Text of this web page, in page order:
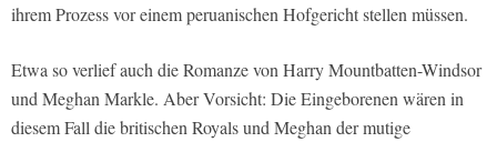
ihrem Prozess vor einem peruanischen Hofgericht stellen müssen.
Etwa so verlief auch die Romanze von Harry Mountbatten-Windsor
und Meghan Markle. Aber Vorsicht: Die Eingeborenen wären in
diesem Fall die britischen Royals und Meghan der mutige